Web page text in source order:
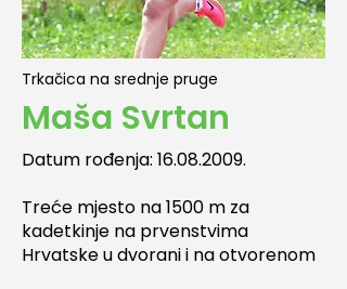
Trkačica na srednje pruge
Maša Svrtan
Datum rođenja: 16.08.2009.
Treće mjesto na 1500 m za
kadetkinje na prvenstvima
Hrvatske u dvorani i na otvorenom